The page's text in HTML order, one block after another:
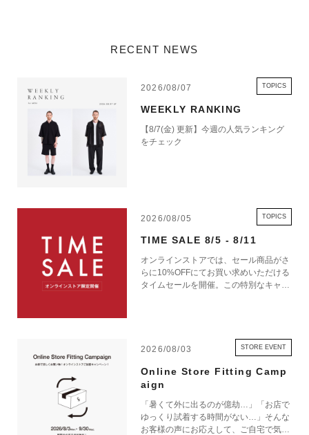
RECENT NEWS
2026/08/07 TOPICS
WEEKLY RANKING
【8/7(金) 更新】今週の人気ランキング
をチェック
2026/08/05 TOPICS
TIME SALE 8/5 - 8/11
オンラインストアでは、セール商品がさ
らに10%OFFにてお買い求めいただける
タイムセールを開催。この特別なキャン
2026/08/03 STORE EVENT
Online Store Fitting Camp
aign
「暑くて外に出るのが億劫…」「お店で
ゆっくり試着する時間がない…」そんな
お客様の声にお応えして、ご自宅で気軽